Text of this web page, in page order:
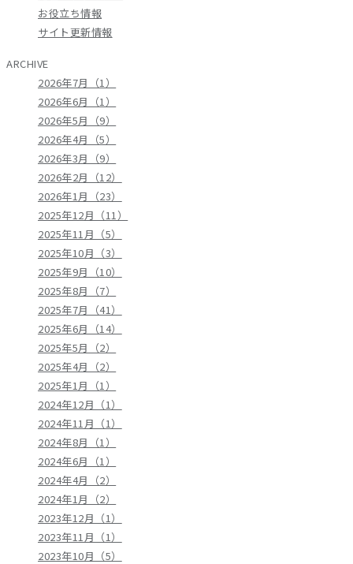
お役立ち情報
サイト更新情報
ARCHIVE
2026年7月（1）
2026年6月（1）
2026年5月（9）
2026年4月（5）
2026年3月（9）
2026年2月（12）
2026年1月（23）
2025年12月（11）
2025年11月（5）
2025年10月（3）
2025年9月（10）
2025年8月（7）
2025年7月（41）
2025年6月（14）
2025年5月（2）
2025年4月（2）
2025年1月（1）
2024年12月（1）
2024年11月（1）
2024年8月（1）
2024年6月（1）
2024年4月（2）
2024年1月（2）
2023年12月（1）
2023年11月（1）
2023年10月（5）